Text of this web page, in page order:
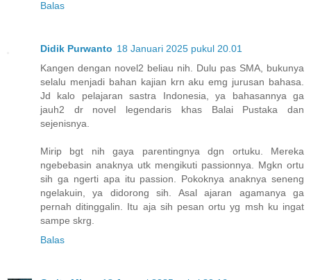
Balas
Didik Purwanto 18 Januari 2025 pukul 20.01
Kangen dengan novel2 beliau nih. Dulu pas SMA, bukunya
selalu menjadi bahan kajian krn aku emg jurusan bahasa.
Jd kalo pelajaran sastra Indonesia, ya bahasannya ga
jauh2 dr novel legendaris khas Balai Pustaka dan
sejenisnya.
Mirip bgt nih gaya parentingnya dgn ortuku. Mereka
ngebebasin anaknya utk mengikuti passionnya. Mgkn ortu
sih ga ngerti apa itu passion. Pokoknya anaknya seneng
ngelakuin, ya didorong sih. Asal ajaran agamanya ga
pernah ditinggalin. Itu aja sih pesan ortu yg msh ku ingat
sampe skrg.
Balas